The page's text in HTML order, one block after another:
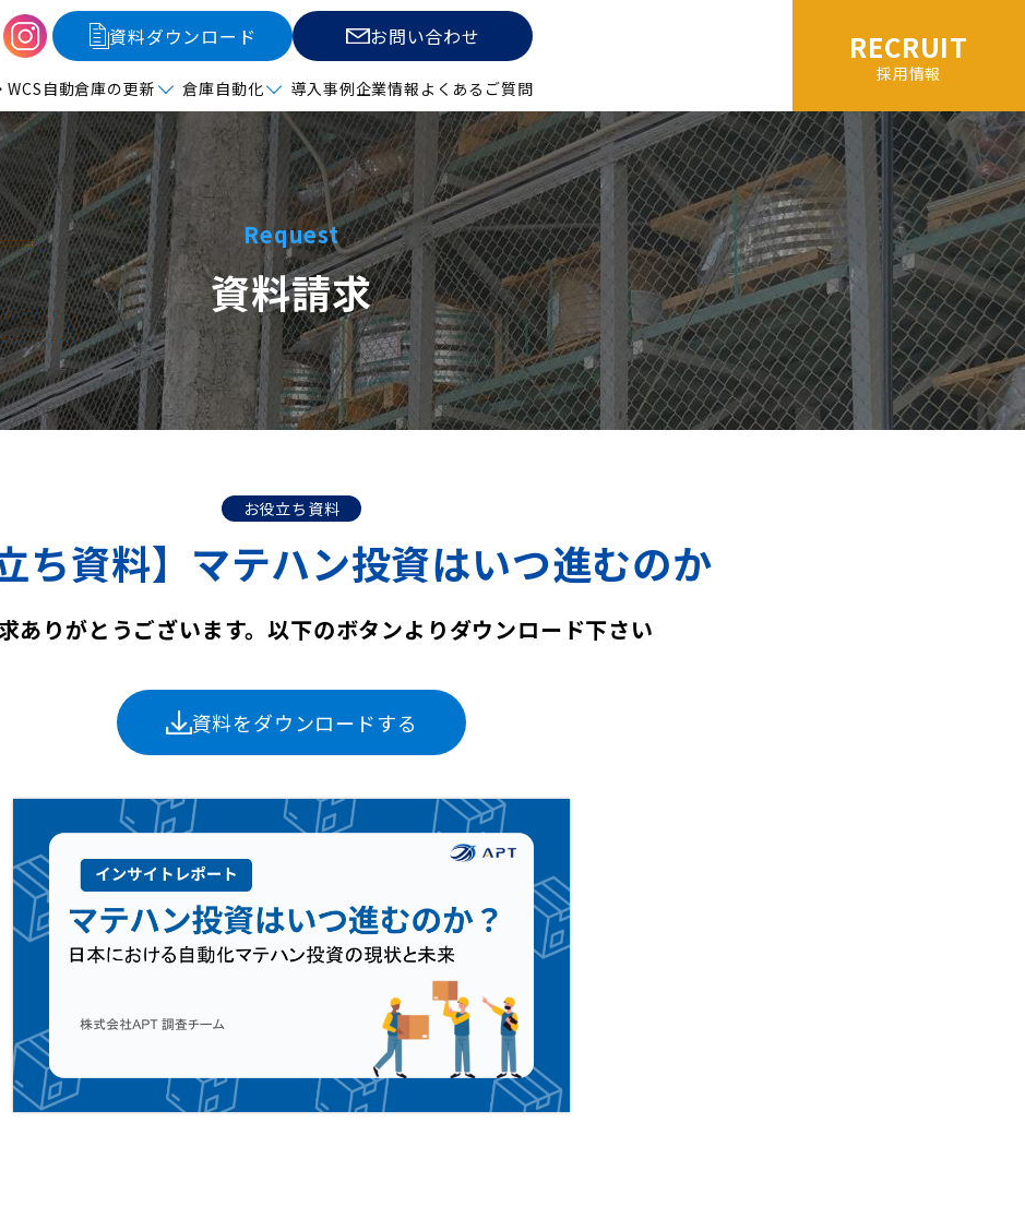
資料ダウンロード お問い合わせ
WCS自動倉庫の更新 倉庫自動化 導入事例企業情報 よくあるご質問
RECRUIT
採用情報
Request
資料請求
お役立ち資料
ち資料】マテハン投資はいつ進むのか
ありがとうございます。以下のボタンよりダウンロード下さい
資料をダウンロードする